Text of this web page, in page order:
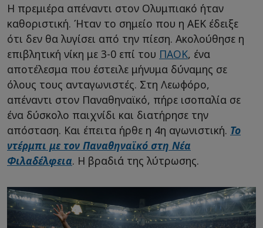
Η πρεμιέρα απέναντι στον Ολυμπιακό ήταν
καθοριστική. Ήταν το σημείο που η ΑΕΚ έδειξε
ότι δεν θα λυγίσει από την πίεση. Ακολούθησε η
επιβλητική νίκη με 3-0 επί του ΠΑΟΚ, ένα
αποτέλεσμα που έστειλε μήνυμα δύναμης σε
όλους τους ανταγωνιστές. Στη Λεωφόρο,
απέναντι στον Παναθηναϊκό, πήρε ισοπαλία σε
ένα δύσκολο παιχνίδι και διατήρησε την
απόσταση. Και έπειτα ήρθε η 4η αγωνιστική. Το
ντέρμπι με τον Παναθηναϊκό στη Νέα
Φιλαδέλφεια. Η βραδιά της λύτρωσης.